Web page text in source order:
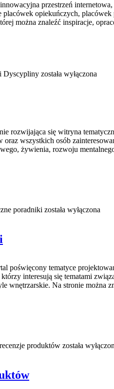
przestrzeń
placówek opiekuńczych,
można znaleźć inspiracje,
Dyscypliny została wyłączona
rozwijająca się witryna
oraz wszystkich osób
żywienia, rozwoju
poradniki została wyłączona
poświęcony tematyce
interesują się tematami
wnętrzarskie. Na stronie można
produktów została